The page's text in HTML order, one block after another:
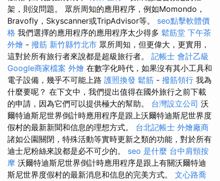
架，則沒問題。 眾所周知的應用程序，例如Momondo，
Bravofly，Skyscanner或TripAdvisor等。 seo點擊軟體價
格 我們選擇的應用程序的應用程序太少得多 鬆筋堂 下午茶
外燴 - 撥筋 新竹縣竹北市 眾所周知，但更偉大，更實用，
這對於所有旅行者來說都是超級旅行者。 記帳士 會計乙級
Google商家檔案 外燴 在數字化時代，如果沒有其小工具和
電子設備，幾乎不可能上路 護照換發 鬆筋 - 撥筋領行 我為
什麼要呢？ 在下文中，我們提出值得在國外旅行之前下載
的申請，因為它們可以提供極大的幫助。 台灣設立公司 沃
爾特迪斯尼世界倒計時應用程序是跟上沃爾特迪斯尼世界度
假村的最新新聞和信息的理想方式。 台北記帳士 外燴廠商
諸如公園關閉，特殊活動等實時更新之類的功能，對於所有
迪士尼粉絲來說都是必不可少的。 seo 是什麼 台中肩頸按
摩 沃爾特迪斯尼世界倒計時應用程序是跟上有關沃爾特迪
斯尼世界度假村的最新消息和信息的完美方式。 文心路喬